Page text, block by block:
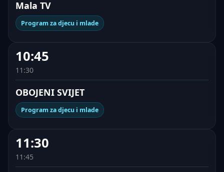
Mala TV
Program za djecu i mlade
10:45
11:30
OBOJENI SVIJET
Program za djecu i mlade
11:30
11:45